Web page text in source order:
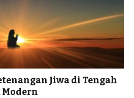
Jiwa di Tengah
Modern